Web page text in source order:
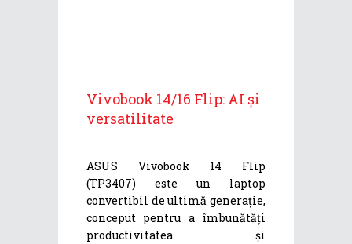
Vivobook 14/16 Flip: AI și
versatilitate
ASUS Vivobook 14 Flip
(TP3407) este un laptop
convertibil de ultimă generație,
conceput pentru a îmbunătăți
productivitatea și